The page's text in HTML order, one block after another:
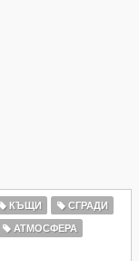
КЪЩИ
СГРАДИ
АТМОСФЕРА